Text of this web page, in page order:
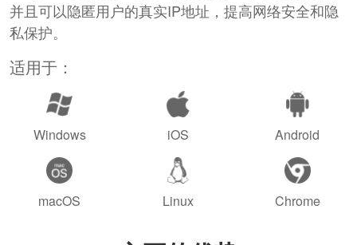
并且可以隐匿用户的真实IP地址，提高网络安全和隐
私保护。
适用于：
Windows iOS Android
macOS Linux Chrome